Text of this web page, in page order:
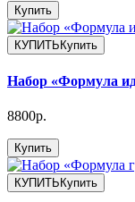
Купить
КУПИТЬКупить
Набор «Формула
8800р.
Купить
КУПИТЬ Купить